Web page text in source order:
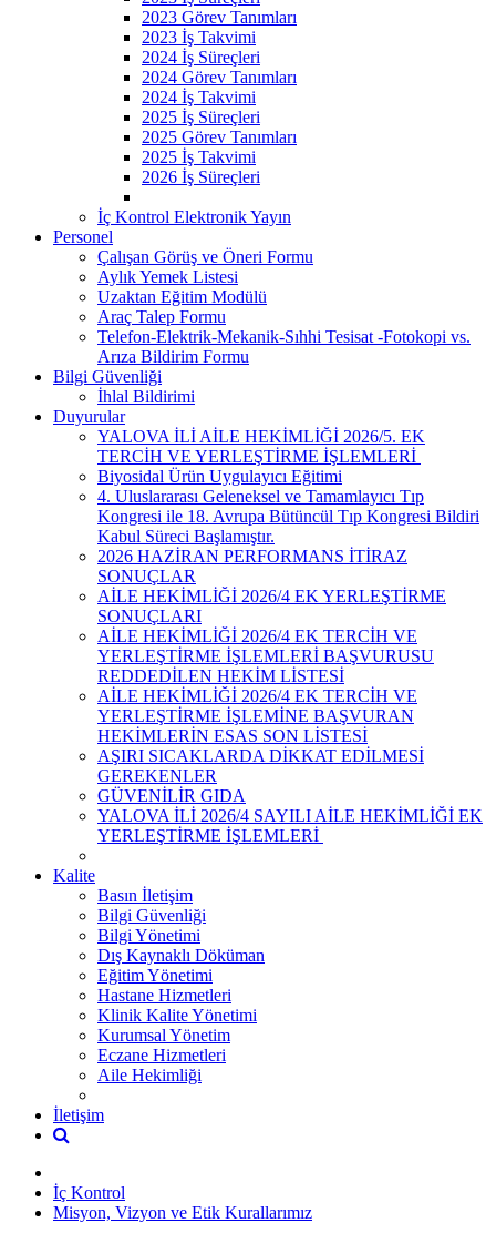
2023 Görev Tanımları
2023 İş Takvimi
2024 İş Süreçleri
2024 Görev Tanımları
2024 İş Takvimi
2025 İş Süreçleri
2025 Görev Tanımları
2025 İş Takvimi
2026 İş Süreçleri
İç Kontrol Elektronik Yayın
Personel
Çalışan Görüş ve Öneri Formu
Aylık Yemek Listesi
Uzaktan Eğitim Modülü
Araç Talep Formu
Telefon-Elektrik-Mekanik-Sıhhi Tesisat -Fotokopi vs.
Arıza Bildirim Formu
Bilgi Güvenliği
İhlal Bildirimi
Duyurular
YALOVA İLİ AİLE HEKİMLİĞİ 2026/5. EK
TERCİH VE YERLEŞTİRME İŞLEMLERİ ​
Biyosidal Ürün Uygulayıcı Eğitimi
4. Uluslararası Geleneksel ve Tamamlayıcı Tıp
Kongresi ile 18. Avrupa Bütüncül Tıp Kongresi Bildiri
Kabul Süreci Başlamıştır.
2026 HAZİRAN PERFORMANS İTİRAZ
SONUÇLAR
AİLE HEKİMLİĞİ 2026/4 EK YERLEŞTİRME
SONUÇLARI
AİLE HEKİMLİĞİ 2026/4 EK TERCİH VE
YERLEŞTİRME İŞLEMLERİ BAŞVURUSU
REDDEDİLEN HEKİM LİSTESİ
AİLE HEKİMLİĞİ 2026/4 EK TERCİH VE
YERLEŞTİRME İŞLEMİNE BAŞVURAN
HEKİMLERİN ESAS SON LİSTESİ
AŞIRI SICAKLARDA DİKKAT EDİLMESİ
GEREKENLER
GÜVENİLİR GIDA
YALOVA İLİ 2026/4 SAYILI AİLE HEKİMLİĞİ EK
YERLEŞTİRME İŞLEMLERİ ​
Kalite
Basın İletişim
Bilgi Güvenliği
Bilgi Yönetimi
Dış Kaynaklı Döküman
Eğitim Yönetimi
Hastane Hizmetleri
Klinik Kalite Yönetimi
Kurumsal Yönetim
Eczane Hizmetleri
Aile Hekimliği
İletişim
İç Kontrol
Misyon, Vizyon ve Etik Kurallarımız